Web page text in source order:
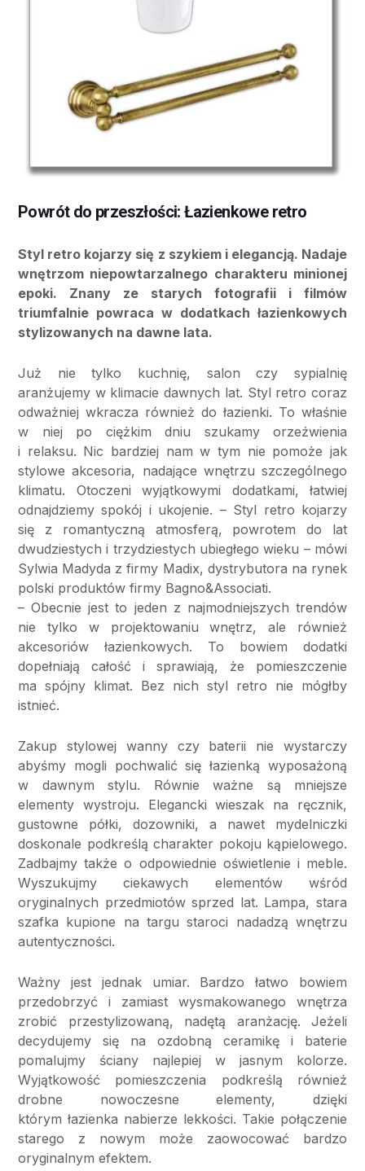
Powrót do przeszłości: Łazienkowe retro
Styl retro kojarzy się z szykiem i elegancją. Nadaje
wnętrzom niepowtarzalnego charakteru minionej
epoki. Znany ze starych fotografii i filmów
triumfalnie powraca w dodatkach łazienkowych
stylizowanych na dawne lata.
Już nie tylko kuchnię, salon czy sypialnię
aranżujemy w klimacie dawnych lat. Styl retro coraz
odważniej wkracza również do łazienki. To właśnie
w niej po ciężkim dniu szukamy orzeźwienia
i relaksu. Nic bardziej nam w tym nie pomoże jak
stylowe akcesoria, nadające wnętrzu szczególnego
klimatu. Otoczeni wyjątkowymi dodatkami, łatwiej
odnajdziemy spokój i ukojenie. – Styl retro kojarzy
się z romantyczną atmosferą, powrotem do lat
dwudziestych i trzydziestych ubiegłego wieku – mówi
Sylwia Madyda z firmy Madix, dystrybutora na rynek
polski produktów firmy Bagno&Associati.
– Obecnie jest to jeden z najmodniejszych trendów
nie tylko w projektowaniu wnętrz, ale również
akcesoriów łazienkowych. To bowiem dodatki
dopełniają całość i sprawiają, że pomieszczenie
ma spójny klimat. Bez nich styl retro nie mógłby
istnieć.
Zakup stylowej wanny czy baterii nie wystarczy
abyśmy mogli pochwalić się łazienką wyposażoną
w dawnym stylu. Równie ważne są mniejsze
elementy wystroju. Elegancki wieszak na ręcznik,
gustowne półki, dozowniki, a nawet mydelniczki
doskonale podkreślą charakter pokoju kąpielowego.
Zadbajmy także o odpowiednie oświetlenie i meble.
Wyszukujmy ciekawych elementów wśród
oryginalnych przedmiotów sprzed lat. Lampa, stara
szafka kupione na targu staroci nadadzą wnętrzu
autentyczności.
Ważny jest jednak umiar. Bardzo łatwo bowiem
przedobrzyć i zamiast wysmakowanego wnętrza
zrobić przestylizowaną, nadętą aranżację. Jeżeli
decydujemy się na ozdobną ceramikę i baterie
pomalujmy ściany najlepiej w jasnym kolorze.
Wyjątkowość pomieszczenia podkreślą również
drobne nowoczesne elementy, dzięki
którym łazienka nabierze lekkości. Takie połączenie
starego z nowym może zaowocować bardzo
oryginalnym efektem.